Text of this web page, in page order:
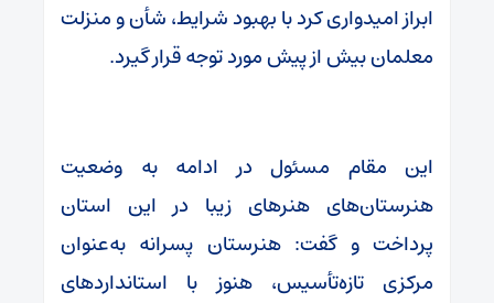
ابراز امیدواری کرد با بهبود شرایط، شأن و منزلت
معلمان بیش از پیش مورد توجه قرار گیرد.
این مقام مسئول در ادامه به وضعیت
هنرستان‌های هنرهای زیبا در این استان
پرداخت و گفت: هنرستان پسرانه به‌عنوان
مرکزی تازه‌تأسیس، هنوز با استانداردهای